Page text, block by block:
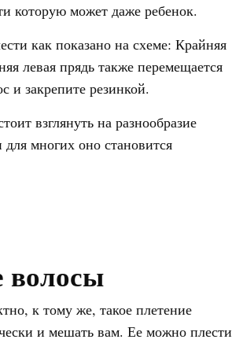
которую может даже ребенок.
как показано на схеме: Крайняя
левая прядь также перемещается
и закрепите резинкой.
взглянуть на разнообразие
многих оно становится
волосы
к тому же, такое плетение
и мешать вам. Ее можно плести